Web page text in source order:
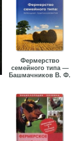
Фермерство
семейного типа —
Башмачников В. Ф.